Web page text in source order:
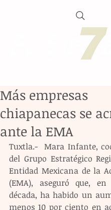
Más empresas
chiapanecas se
ante la EMA
Tuxtla.-  Mara Infante,
del Grupo Estratégico
Entidad Mexicana de la
(EMA), aseguró que,
década, ha habido un
menos 10 por ciento en